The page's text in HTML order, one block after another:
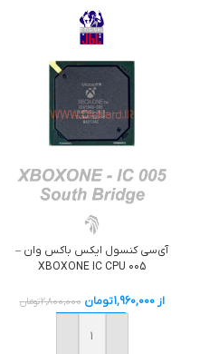
آی‌سی کنسول ایکس باکس وان –
XBOXONE IC CPU 005
از1,960,000تومان 2,800,000تومان
خرید